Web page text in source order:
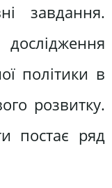
завдання.
політики в
розвитку.
постає ряд